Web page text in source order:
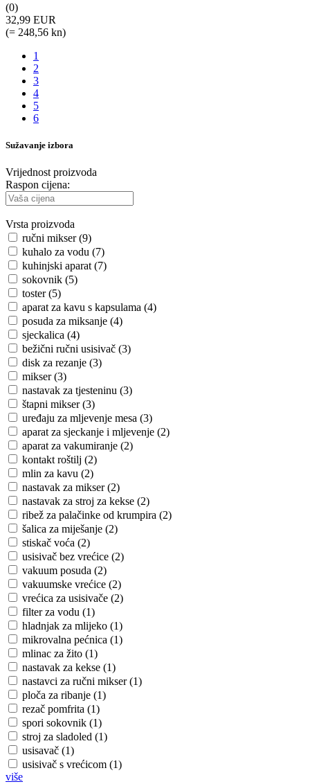
(0)
32,99 EUR
(= 248,56 kn)
1
2
3
4
5
6
Sužavanje izbora
Vrijednost proizvoda
Raspon cijena:
Vrsta proizvoda
ručni mikser (9)
kuhalo za vodu (7)
kuhinjski aparat (7)
sokovnik (5)
toster (5)
aparat za kavu s kapsulama (4)
posuda za miksanje (4)
sjeckalica (4)
bežični ručni usisivač (3)
disk za rezanje (3)
mikser (3)
nastavak za tjesteninu (3)
štapni mikser (3)
uređaju za mljevenje mesa (3)
aparat za sjeckanje i mljevenje (2)
aparat za vakumiranje (2)
kontakt roštilj (2)
mlin za kavu (2)
nastavak za mikser (2)
nastavak za stroj za kekse (2)
ribež za palačinke od krumpira (2)
šalica za miješanje (2)
stiskač voća (2)
usisivač bez vrećice (2)
vakuum posuda (2)
vakuumske vrećice (2)
vrećica za usisivače (2)
filter za vodu (1)
hladnjak za mlijeko (1)
mikrovalna pećnica (1)
mlinac za žito (1)
nastavak za kekse (1)
nastavci za ručni mikser (1)
ploča za ribanje (1)
rezač pomfrita (1)
spori sokovnik (1)
stroj za sladoled (1)
usisavač (1)
usisivač s vrećicom (1)
više